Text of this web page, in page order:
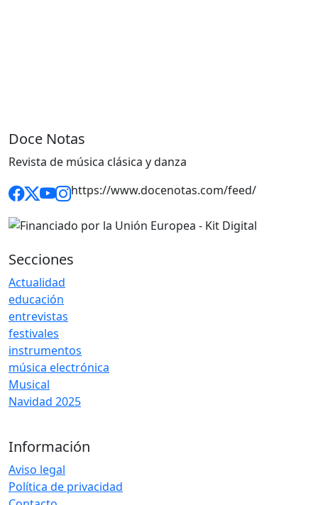
Doce Notas
Revista de música clásica y danza
https://www.docenotas.com/feed/
Secciones
Actualidad
educación
entrevistas
festivales
instrumentos
música electrónica
Musical
Navidad 2025
Información
Aviso legal
Política de privacidad